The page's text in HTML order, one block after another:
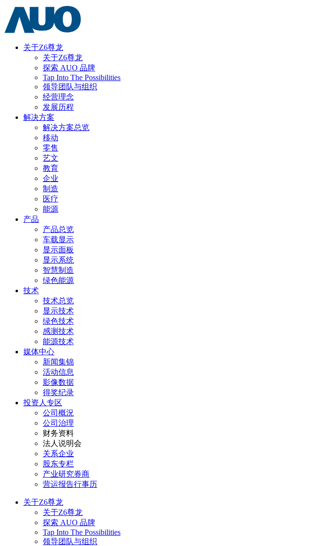
关于Z6尊龙
关于Z6尊龙
探索 AUO 品牌
Tap Into The Possibilities
领导团队与组织
经营理念
发展历程
解决方案
解决方案总览
移动
零售
艺文
教育
企业
制造
医疗
能源
产品
产品总览
车载显示
显示面板
显示系统
智慧制造
绿色能源
技术
技术总览
显示技术
绿色技术
感测技术
能源技术
媒体中心
新闻集锦
活动信息
影像数据
得奖纪录
投资人专区
公司概況
公司治理
财务资料
法人说明会
关系企业
股东专栏
产业研究券商
营运报告行事历
关于Z6尊龙
关于Z6尊龙
探索 AUO 品牌
Tap Into The Possibilities
领导团队与组织